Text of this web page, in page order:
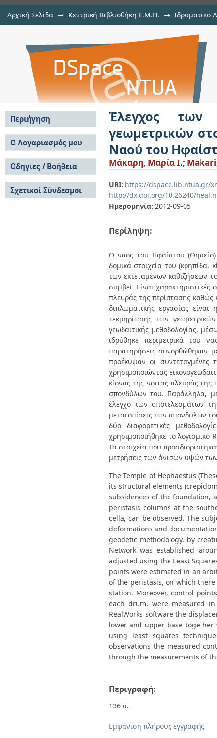
Αρχική Σελίδα → Κεντρική Βιβλιοθήκη Ε.Μ.Π. → Ιδρυματικό
Έλεγχος των αποκλίσεων &
κίονα της περίστασης του Ναού
Έλεγχος των
γεωμετρικών
Ναού του
Μάκαρη, Μαρία Ι.;
URI: https://dspace.lib.ntua.gr/
http://dx.doi.org/10.26240/
Ημερομηνία: 2012-09-05
Περίληψη:
Ο ναός του Ηφαίστου
δομικά στοιχεία του (κρηπίδα,
των εκτεταμένων καθιζήσεων
συμβεί. Είναι
πλευράς της περίστασης καθώς
διπλωματικής εργασίας
τεκμηρίωσης των
γεωδαιτικής μεθοδολογίας,
ιδρύθηκε περιμετρικά του
παρατηρήσεις συνορθώθηκαν
προέκυψαν οι
χρησιμοποιώντας
κίονας της νότιας πλευράς
σπονδύλων του. Παράλληλα,
έλεγχο των αποτελεσμάτων
μετατοπίσεις των σπονδύλων
δύο διαφορετικές
χρησιμοποιήθηκε το
Τα στοιχεία που
μετρήσεις των άνισων υψών
The Temple of Hephaestus
its structural elements
subsidences of the foundation,
peristasis columns at the
cella, can be observed. The
deformations and
geodetic methodology, by
Network was established
adjusted using the Least
points were estimated in an
of the peristasis, on which
station. Moreover, control
each drum, were measured
RealWorks software the
lower and upper base
using least squares
observations the measured
through the measurements of
Περιγραφή:
136 σ.
Εμφάνιση πλήρους εγγραφής
Περιήγηση
Σε όλο το DSpace
Κοινότητες & Συλλογές
Ανά Ημερομηνία
Έκδοσης
Συγγραφείς
Τίτλοι
Θέματα
Ο Λογαριασμός μου
Σύνδεση
Εγγραφή
Οδηγίες / Βοήθεια
Οδηγίες Υποβολής
Οδηγίες Χρήσης ΙΑ
Συχνές Ερωτήσεις
Σχετικοί Σύνδεσμοι